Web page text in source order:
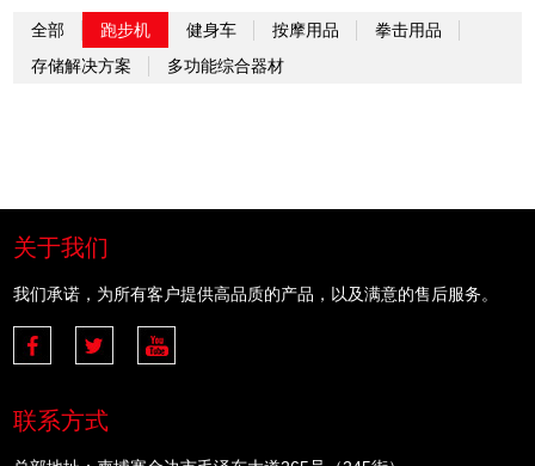
全部 跑步机 健身车 按摩用品
拳击用品
存储解决方案
多功能综合器材
关于我们
我们承诺，为所有客户提供高品质的产品，以及满意的售后服务。
联系方式